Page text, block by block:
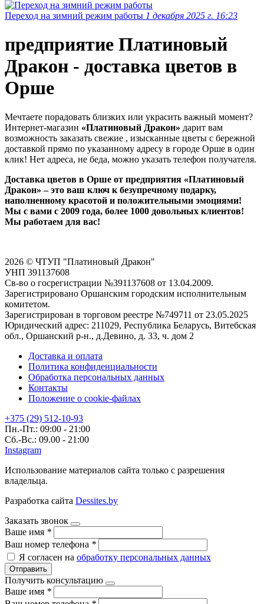
Переход на зимний режим работы 1 декабря 2025 г. 16:23
предприятие Платиновый
Дракон - доставка цветов в
Орше
Мечтаете порадовать близких или украсить важный момент?
Интернет-магазин «Платиновый Дракон» дарит вам
возможность заказать свежие , изысканные цветы с бережной
доставкой прямо по указанному адресу в городе Орше в один
клик! Нет адреса, не беда, можно указать телефон получателя.
Доставка цветов в Орше от предприятия «Платиновый
Дракон» – это ваш ключ к безупречному подарку,
наполненному красотой и положительными эмоциями!
Мы с вами с 2009 года, более 1000 довольных клиентов!
Мы работаем для вас!
2026 © ЧТУП "Платиновый Дракон"
УНП 391137608
Св-во о госрегистрации №391137608 от 13.04.2009.
Зарегистрировано Оршанским городским исполнительным
комитетом.
Зарегистрирован в торговом реестре №749711 от 23.05.2025
Юридический адрес: 211029, Республика Беларусь, Витебская
обл., Оршанский р-н., д.Девино, д. 33, ч. дом 2
Доставка и оплата
Политика конфиденциальности
Обработка персональных данных
Контакты
Положение о cookie-файлах
+375 (29) 512-10-93
Пн.-Пт.: 09:00 - 21:00
Сб.-Вс.: 09.00 - 21:00
Instagram
Использование материалов сайта только с разрешения
владельца.
Разработка сайта Dessites.by
Заказать звонок
Ваше имя *
Ваш номер телефона *
Я согласен на обработку персональных данных
Отправить
Получить консультацию
Ваше имя *